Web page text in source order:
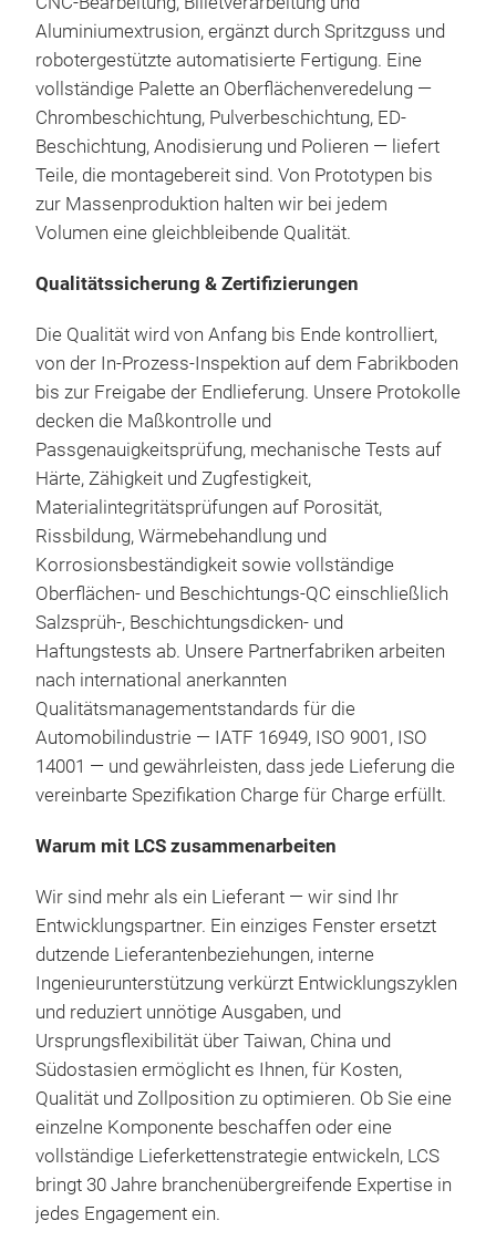
Aluminiumextrusion, ergänzt durch Spritzguss und
robotergestützte automatisierte Fertigung. Eine
vollständige Palette an Oberflächenveredelung —
Chrombeschichtung, Pulverbeschichtung, ED-
Beschichtung, Anodisierung und Polieren — liefert
Teile, die montagebereit sind. Von Prototypen bis
zur Massenproduktion halten wir bei jedem
Volumen eine gleichbleibende Qualität.
Qualitätssicherung & Zertifizierungen
Die Qualität wird von Anfang bis Ende kontrolliert,
von der In-Prozess-Inspektion auf dem Fabrikboden
bis zur Freigabe der Endlieferung. Unsere Protokolle
decken die Maßkontrolle und
Passgenauigkeitsprüfung, mechanische Tests auf
Härte, Zähigkeit und Zugfestigkeit,
Materialintegritätsprüfungen auf Porosität,
Rissbildung, Wärmebehandlung und
Korrosionsbeständigkeit sowie vollständige
Oberflächen- und Beschichtungs-QC einschließlich
Salzsprüh-, Beschichtungsdicken- und
Haftungstests ab. Unsere Partnerfabriken arbeiten
nach international anerkannten
Qualitätsmanagementstandards für die
Automobilindustrie — IATF 16949, ISO 9001, ISO
14001 — und gewährleisten, dass jede Lieferung die
vereinbarte Spezifikation Charge für Charge erfüllt.
Warum mit LCS zusammenarbeiten
Wir sind mehr als ein Lieferant — wir sind Ihr
Entwicklungspartner. Ein einziges Fenster ersetzt
dutzende Lieferantenbeziehungen, interne
Ingenieurunterstützung verkürzt Entwicklungszyklen
und reduziert unnötige Ausgaben, und
Ursprungsflexibilität über Taiwan, China und
Südostasien ermöglicht es Ihnen, für Kosten,
Qualität und Zollposition zu optimieren. Ob Sie eine
einzelne Komponente beschaffen oder eine
vollständige Lieferkettenstrategie entwickeln, LCS
bringt 30 Jahre branchenübergreifende Expertise in
jedes Engagement ein.